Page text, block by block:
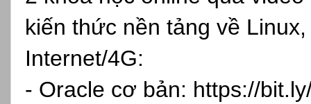
kiến thức nền tảng về
Internet/4G:
- Oracle cơ bản: https://